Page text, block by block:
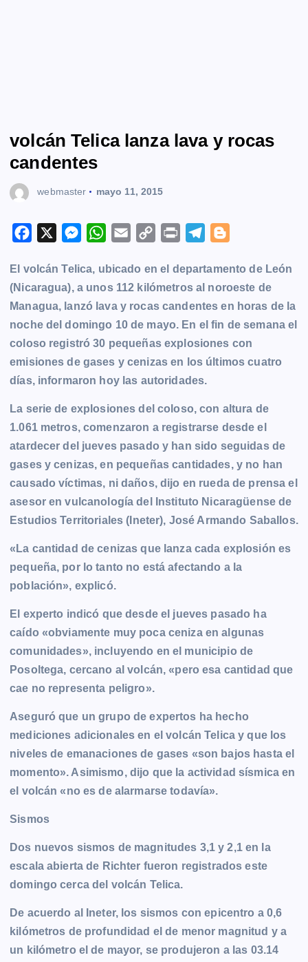
volcán Telica lanza lava y rocas
candentes
webmaster mayo 11, 2015
c
e
b
o
o
k
M
s
s
e
n
g
e
r
W
a
t
s
A
p
p
a
i
l
C
p
y
L
i
n
k
i
n
t
l
e
g
r
a
m
o
g
g
e
r
El volcán Telica, ubicado en el departamento de León
(Nicaragua), a unos 112 kilómetros al noroeste de
Managua, lanzó lava y rocas candentes en horas de la
noche del domingo 10 de mayo. En el fin de semana el
coloso registró 30 pequeñas explosiones con
emisiones de gases y cenizas en los últimos cuatro
días, informaron hoy las autoridades.
La serie de explosiones del coloso, con altura de
1.061 metros, comenzaron a registrarse desde el
atardecer del jueves pasado y han sido seguidas de
gases y cenizas, en pequeñas cantidades, y no han
causado víctimas, ni daños, dijo en rueda de prensa el
asesor en vulcanología del Instituto Nicaragüense de
Estudios Territoriales (Ineter), José Armando Saballos.
«La cantidad de cenizas que lanza cada explosión es
pequeña, por lo tanto no está afectando a la
población», explicó.
El experto indicó que desde el jueves pasado ha
caído «obviamente muy poca ceniza en algunas
comunidades», incluyendo en el municipio de
Posoltega, cercano al volcán, «pero esa cantidad que
cae no representa peligro».
Aseguró que un grupo de expertos ha hecho
mediciones adicionales en el volcán Telica y que los
niveles de emanaciones de gases «son bajos hasta el
momento». Asimismo, dijo que la actividad sísmica en
el volcán «no es de alarmarse todavía».
Sismos
Dos nuevos sismos de magnitudes 3,1 y 2,1 en la
escala abierta de Richter fueron registrados este
domingo cerca del volcán Telica.
De acuerdo al Ineter, los sismos con epicentro a 0,6
kilómetros de profundidad el de menor magnitud y a
un kilómetro el de mayor, se produjeron a las 03.14